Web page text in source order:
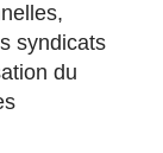
syndicats
du